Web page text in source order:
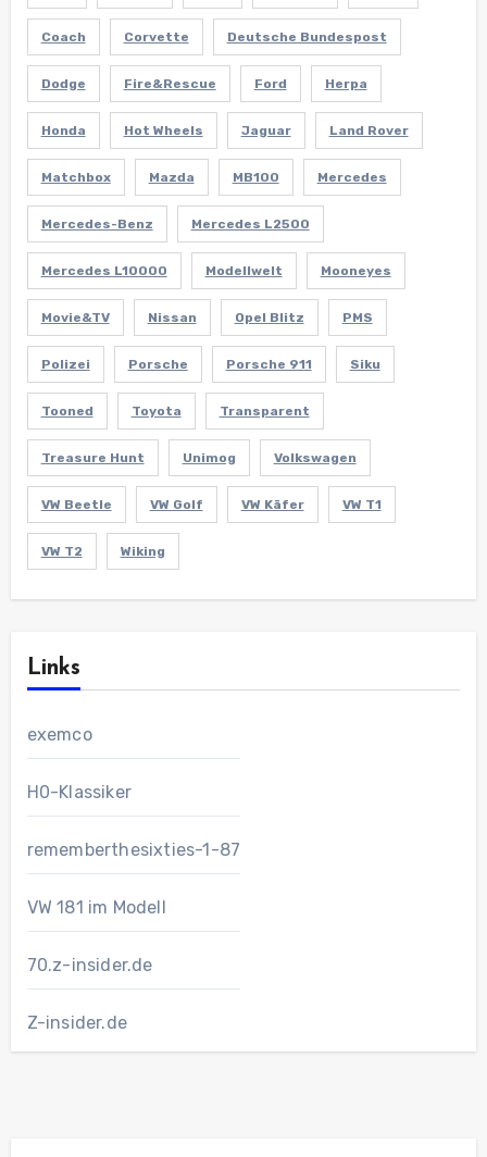
Coach Corvette Deutsche Bundespost
Dodge Fire&Rescue Ford Herpa
Honda Hot Wheels Jaguar Land Rover
Matchbox Mazda MB100 Mercedes
Mercedes-Benz Mercedes L2500
Mercedes L10000 Modellwelt Mooneyes
Movie&TV Nissan Opel Blitz PMS
Polizei Porsche Porsche 911 Siku
Tooned Toyota Transparent
Treasure Hunt Unimog Volkswagen
VW Beetle VW Golf VW Käfer VW T1
VW T2 Wiking
Links
exemco
H0-Klassiker
rememberthesixties-1-87
VW 181 im Modell
70.z-insider.de
Z-insider.de